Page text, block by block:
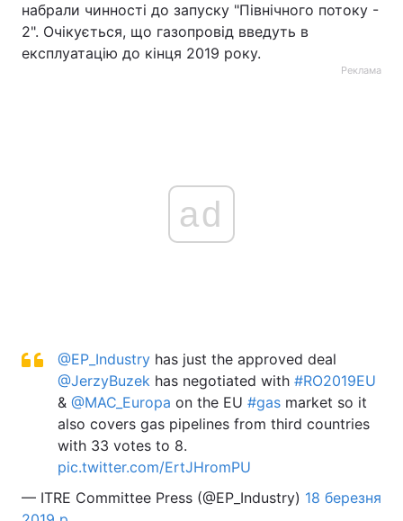
набрали чинності до запуску "Північного потоку -
2". Очікується, що газопровід введуть в
експлуатацію до кінця 2019 року.
Реклама
ad
@EP_Industry has just the approved deal
@JerzyBuzek has negotiated with #RO2019EU
& @MAC_Europa on the EU #gas market so it
also covers gas pipelines from third countries
with 33 votes to 8.
pic.twitter.com/ErtJHromPU
— ITRE Committee Press (@EP_Industry) 18 березня